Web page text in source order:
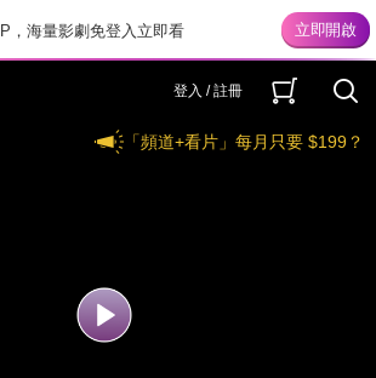
，海量影劇免登入立即看
登入 / 註冊
「頻道+看片」每月只要 $199？